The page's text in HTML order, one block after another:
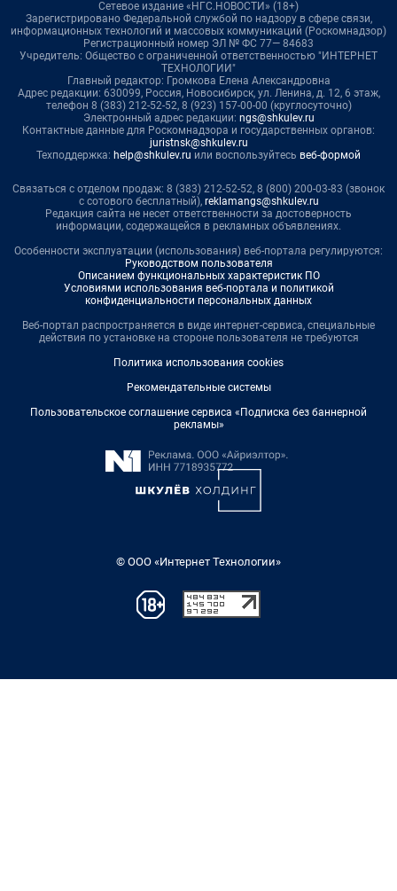
Сетевое издание «НГС.НОВОСТИ» (18+)
Зарегистрировано Федеральной службой по надзору в сфере связи,
информационных технологий и массовых коммуникаций (Роскомнадзор)
Регистрационный номер ЭЛ № ФС 77— 84683
Учредитель: Общество с ограниченной ответственностью "ИНТЕРНЕТ
ТЕХНОЛОГИИ"
Главный редактор: Громкова Елена Александровна
Адрес редакции: 630099, Россия, Новосибирск, ул. Ленина, д. 12, 6 этаж,
телефон 8 (383) 212-52-52, 8 (923) 157-00-00 (круглосуточно)
Электронный адрес редакции: ngs@shkulev.ru
Контактные данные для Роскомнадзора и государственных органов:
juristnsk@shkulev.ru
Техподдержка: help@shkulev.ru или воспользуйтесь веб-формой
Связаться с отделом продаж: 8 (383) 212-52-52, 8 (800) 200-03-83 (звонок
с сотового бесплатный), reklamangs@shkulev.ru
Редакция сайта не несет ответственности за достоверность
информации, содержащейся в рекламных объявлениях.
Особенности эксплуатации (использования) веб-портала регулируются:
Руководством пользователя
Описанием функциональных характеристик ПО
Условиями использования веб-портала и политикой
конфиденциальности персональных данных
Веб-портал распространяется в виде интернет-сервиса, специальные
действия по установке на стороне пользователя не требуются
Политика использования cookies
Рекомендательные системы
Пользовательское соглашение сервиса «Подписка без баннерной
рекламы»
© ООО «Интернет Технологии»